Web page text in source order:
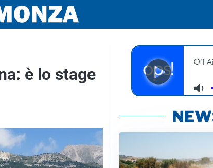
è lo stage